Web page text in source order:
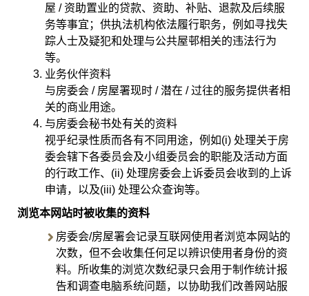
屋 / 资助置业的贷款、资助、补贴、退款及后续服
务等事宜；供执法机构依法履行职务，例如寻找失
踪人士及疑犯和处理与公共屋邨相关的违法行为
等。
业务伙伴资料
与房委会 / 房屋署现时 / 潜在 / 过往的服务提供者相
关的商业用途。
与房委会秘书处有关的资料
视乎纪录性质而各有不同用途，例如(i) 处理关于房
委会辖下各委员会及小组委员会的职能及活动方面
的行政工作、(ii) 处理房委会上诉委员会收到的上诉
申请，以及(iii) 处理公众查询等。
浏览本网站时被收集的资料
房委会/房屋署会记录互联网使用者浏览本网站的
次数，但不会收集任何足以辨识使用者身份的资
料。所收集的浏览次数纪录只会用于制作统计报
告和调查电脑系统问题，以协助我们改善网站服